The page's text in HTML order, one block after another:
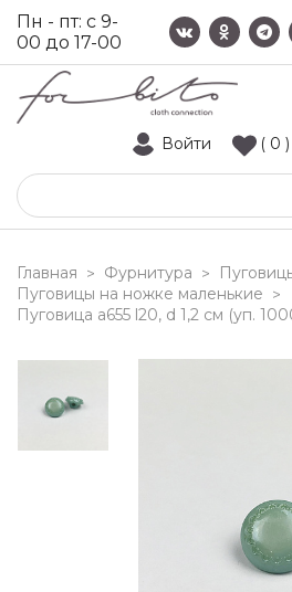
Пн - пт: с 9-
00 до 17-00
Войти ( 0 )
Главная > Фурнитура >
Пуговицы на ножке маленькие >
пуговица a655 l20, d 1,2 см (уп.